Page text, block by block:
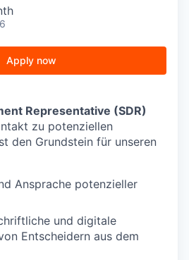
Apply now
Representative (SDR)
zu potenziellen
den Grundstein für unseren
Ansprache potenzieller
und digitale
Entscheidern aus dem